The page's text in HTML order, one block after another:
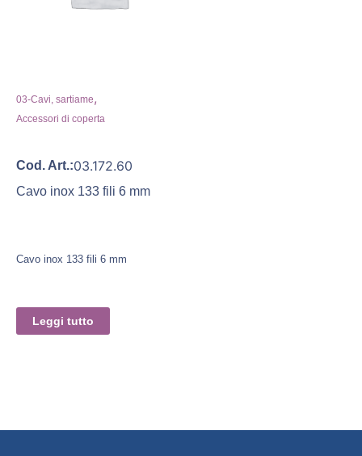
03-Cavi, sartiame,
Accessori di coperta
Cod. Art.:03.172.60
Cavo inox 133 fili 6 mm
Cavo inox 133 fili 6 mm
Leggi tutto